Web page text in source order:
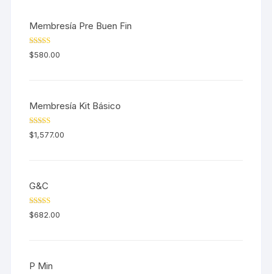
Membresía Pre Buen Fin
Valorado en
5.00de 5
$580.00
Membresía Kit Básico
Valorado en
5.00 de 5
$1,577.00
G&C
Valorado en
5.00de 5
$682.00
P Min